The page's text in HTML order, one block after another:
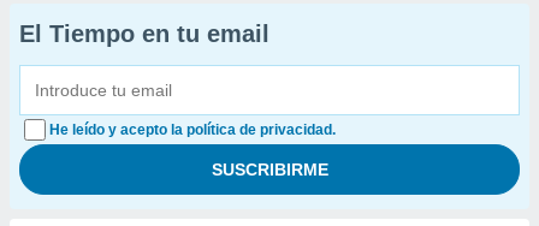
El Tiempo en tu email
He leído y acepto la política de privacidad.